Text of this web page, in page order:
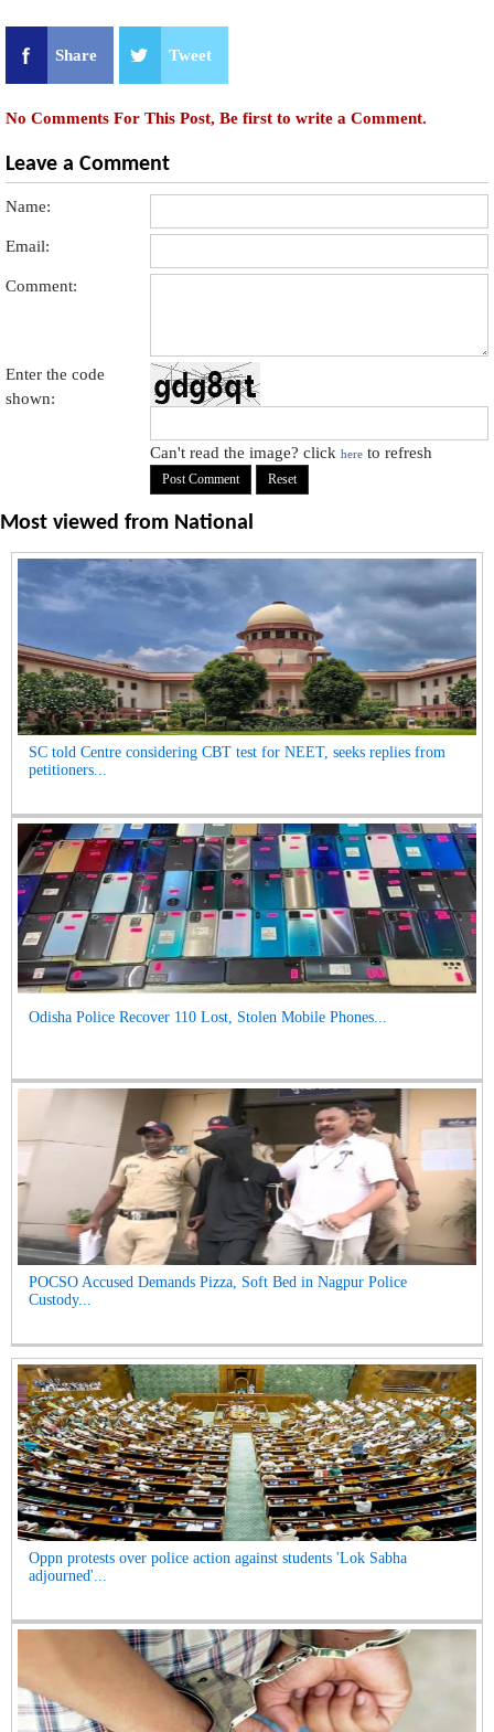
Share Tweet
No Comments For This Post, Be first to write a Comment.
Leave a Comment
Name:
Email:
Comment:
Enter the code
shown:
Can't read the image? clickhere to refresh
Most viewed from National
SC told Centre considering CBT test for NEET, seeks replies from
petitioners...
Odisha Police Recover 110 Lost, Stolen Mobile Phones...
POCSO Accused Demands Pizza, Soft Bed in Nagpur Police
Custody...
Oppn protests over police action against students 'Lok Sabha
adjourned'...